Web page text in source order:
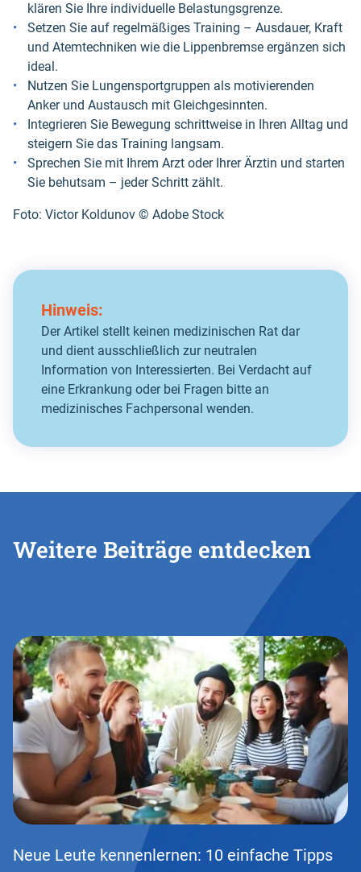
klären Sie Ihre individuelle Belastungsgrenze.
Setzen Sie auf regelmäßiges Training – Ausdauer, Kraft
und Atemtechniken wie die Lippenbremse ergänzen sich
ideal.
Nutzen Sie Lungensportgruppen als motivierenden
Anker und Austausch mit Gleichgesinnten.
Integrieren Sie Bewegung schrittweise in Ihren Alltag und
steigern Sie das Training langsam.
Sprechen Sie mit Ihrem Arzt oder Ihrer Ärztin und starten
Sie behutsam – jeder Schritt zählt.
Foto: Victor Koldunov ©️ Adobe Stock
Hinweis:
Der Artikel stellt keinen medizinischen Rat dar
und dient ausschließlich zur neutralen
Information von Interessierten. Bei Verdacht auf
eine Erkrankung oder bei Fragen bitte an
medizinisches Fachpersonal wenden.
Weitere Beiträge entdecken
Neue Leute kennenlernen: 10 einfache Tipps